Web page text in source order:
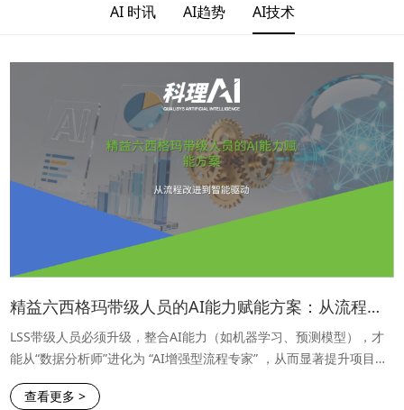
AI 时讯 AI趋势 AI技术
精益六西格玛带级人员的AI能力赋能方案：从流程改进到智能驱动
LSS带级人员必须升级，整合AI能力（如机器学习、预测模型），才
能从“数据分析师”进化为 “AI增强型流程专家” ，从而显著提升项目效
益和企业创新能力。
查看更多 >